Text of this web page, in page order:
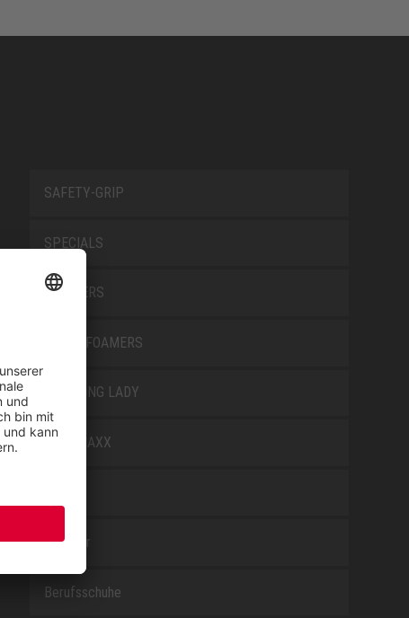
SAFETY-GRIP
SPECIALS
TRAINERS
TRANSFOAMERS
TREKKING LADY
WELLMAXX
Zubehör
Berufsschuhe